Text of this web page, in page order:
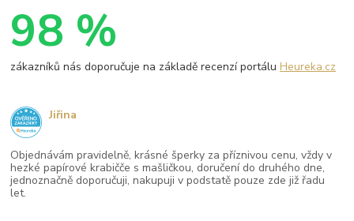
98 %
zákazníků nás doporučuje na základě recenzí portáluHeureka.cz
Objednávám pravidelně, krásné šperky za příznivou cenu, vždy v
hezké papírové krabičče s mašličkou, doručení do druhého dne,
jednoznačně doporučuji, nakupuji v podstatě pouze zde již řadu
let.
Jiřina